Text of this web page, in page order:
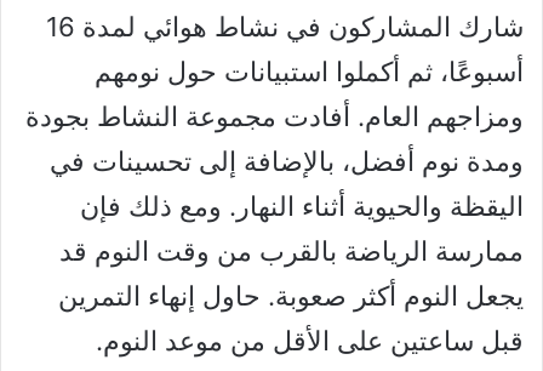
شارك المشاركون في نشاط هوائي لمدة 16
أسبوعًا، ثم أكملوا استبيانات حول نومهم
ومزاجهم العام. أفادت مجموعة النشاط بجودة
ومدة نوم أفضل، بالإضافة إلى تحسينات في
اليقظة والحيوية أثناء النهار. ومع ذلك فإن
ممارسة الرياضة بالقرب من وقت النوم قد
يجعل النوم أكثر صعوبة. حاول إنهاء التمرين
قبل ساعتين على الأقل من موعد النوم.